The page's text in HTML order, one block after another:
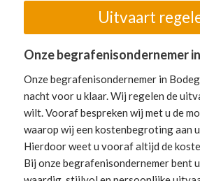
Uitvaart
Onze begrafenisondernemer
Onze begrafenisondernemer in
nacht voor u klaar. Wij regelen de
wilt. Vooraf bespreken wij met u de
waarop wij een kostenbegroting aan
Hierdoor weet u vooraf altijd de
Bij onze begrafenisondernemer bent